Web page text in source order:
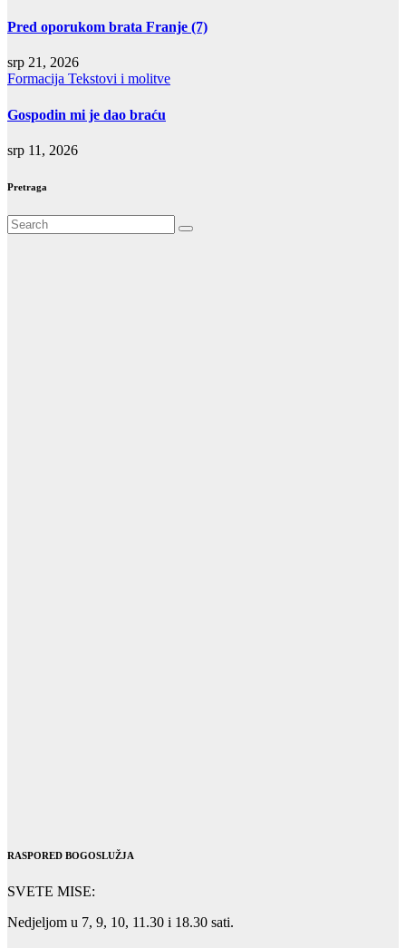
Pred oporukom brata Franje (7)
srp 21, 2026
Formacija Tekstovi i molitve
Gospodin mi je dao braću
srp 11, 2026
Pretraga
RASPORED BOGOSLUŽJA
SVETE MISE:
Nedjeljom u 7, 9, 10, 11.30 i 18.30 sati.